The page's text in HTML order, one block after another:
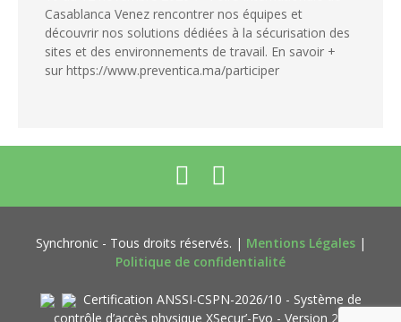
Casablanca Venez rencontrer nos équipes et
découvrir nos solutions dédiées à la sécurisation des
sites et des environnements de travail. En savoir +
sur https://www.preventica.ma/participer
Synchronic - Tous droits réservés. | Mentions Légales|
Politique de confidentialité
Certification ANSSI-CSPN-2026/10 - Système de
contrôle d’accès physique XSecur’-Evo - Version 2.1